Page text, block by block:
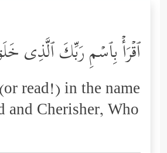
ٱقۡرَأۡ بِٱسۡمِ رَبِّكَ ٱلَّذِی
read!) in the name
Cherisher, Who